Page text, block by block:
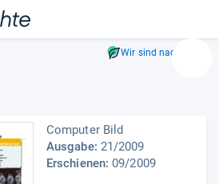
Wir sind nachhaltig
Computer Bild
Ausgabe: 21/2009
Erschienen: 09/2009